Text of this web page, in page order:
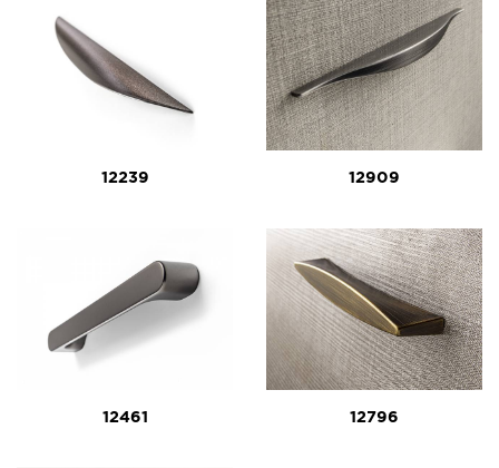
12239 12909
12461 12796